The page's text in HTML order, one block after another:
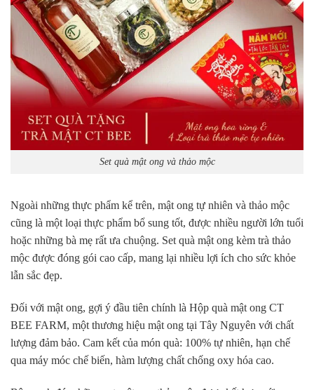
Set quà mật ong và thảo mộc
Ngoài những thực phẩm kể trên, mật ong tự nhiên và thảo mộc
cũng là một loại thực phẩm bổ sung tốt, được nhiều người lớn tuổi
hoặc những bà mẹ rất ưa chuộng. Set quà mật ong kèm trà thảo
mộc được đóng gói cao cấp, mang lại nhiều lợi ích cho sức khỏe
lẫn sắc đẹp.
Đối với mật ong, gợi ý đầu tiên chính là Hộp quà mật ong CT
BEE FARM, một thương hiệu mật ong tại Tây Nguyên với chất
lượng đảm bảo. Cam kết của món quà: 100% tự nhiên, hạn chế
qua máy móc chế biến, hàm lượng chất chống oxy hóa cao.